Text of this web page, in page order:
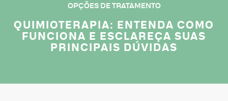
OPÇÕES DE TRATAMENTO
QUIMIOTERAPIA: ENTENDA COMO
FUNCIONA E ESCLAREÇA SUAS
PRINCIPAIS DÚVIDAS